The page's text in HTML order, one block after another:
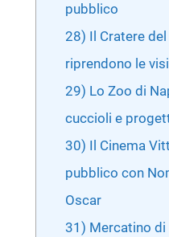
pubblico
28) Il Cratere
riprendono le
29) Lo Zoo di
cuccioli e
30) Il Cinema
pubblico con
Oscar
31) Mercatino di